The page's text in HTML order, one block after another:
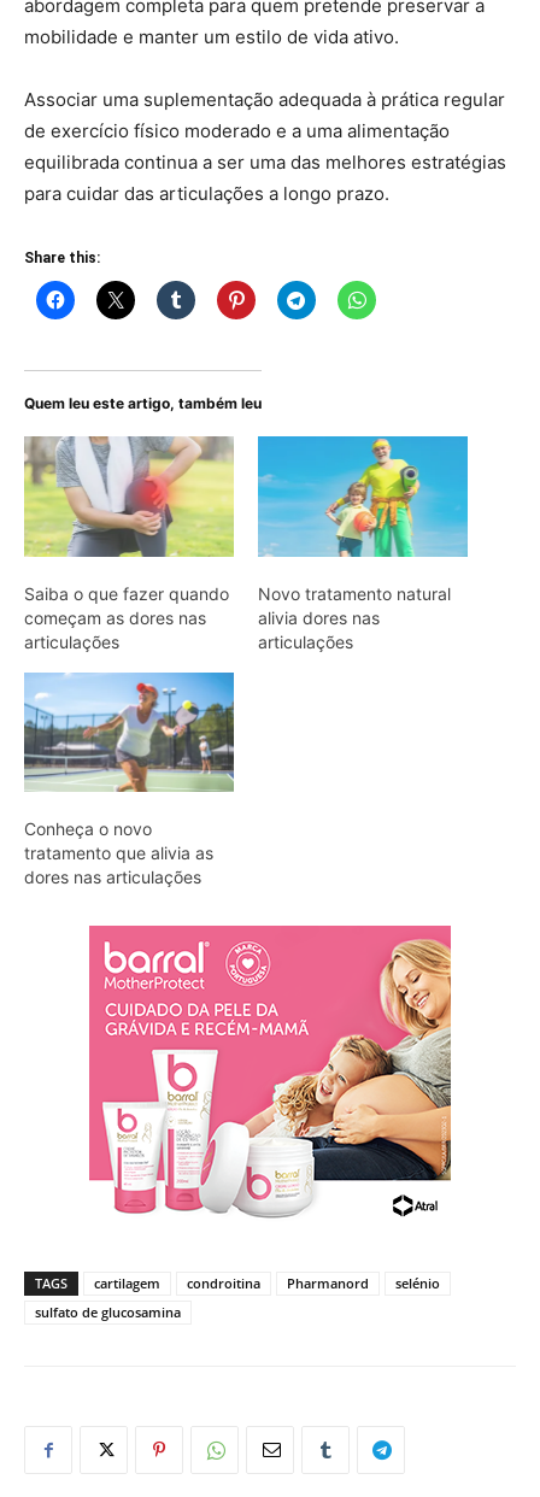
abordagem completa para quem pretende preservar a
mobilidade e manter um estilo de vida ativo.
Associar uma suplementação adequada à prática regular
de exercício físico moderado e a uma alimentação
equilibrada continua a ser uma das melhores estratégias
para cuidar das articulações a longo prazo.
Share this:
Quem leu este artigo, também leu
Saiba o que fazer quando
começam as dores nas
articulações
Novo tratamento natural
alivia dores nas
articulações
Conheça o novo
tratamento que alivia as
dores nas articulações
TAGS cartilagem condroitina Pharmanord
selénio
sulfato de glucosamina